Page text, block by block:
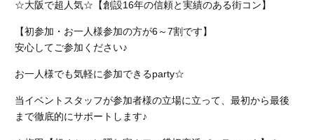
☆大阪で超人気☆【創設16年の信頼と実績のある街コン】
【初参加・お一人様参加の方が6～7割です】
安心してご参加ください♪
お一人様でも気軽に参加できるparty☆
当イベントスタッフが参加者様の立場に立って、最初から最後
まで徹底的にサポートします♪